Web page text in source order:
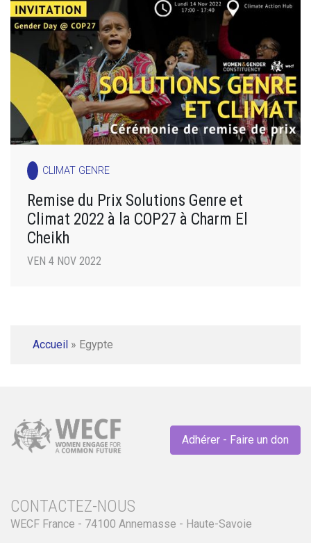
CLIMAT GENRE
Remise du Prix Solutions Genre et
Climat 2022 à la COP27 à Charm El
Cheikh
VEN 4 NOV 2022
Accueil » Egypte
Adhérer - Faire un don
CONTACTEZ-NOUS
WECF France - 74100 Annemasse - Haute-Savoie